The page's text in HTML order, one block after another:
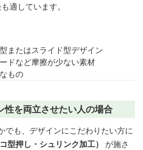
適しています。
またはスライド型デザイン
ドなど摩擦が少ない素材
もの
性を両立させたい人の場合
でも、デザインにこだわりたい方に
型押し・シュリンク加工）
が施さ